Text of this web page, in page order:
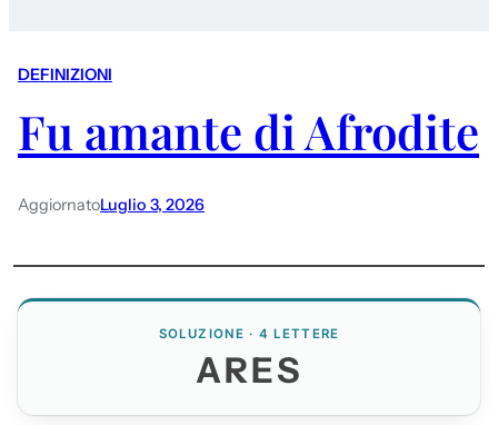
DEFINIZIONI
Fu amante di Afrodite
AggiornatoLuglio 3, 2026
SOLUZIONE · 4 LETTERE
ARES